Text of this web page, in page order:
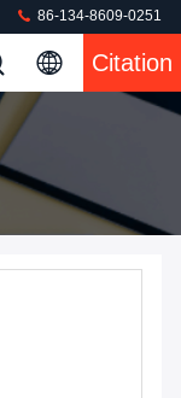
86-134-8609-0251
Citation